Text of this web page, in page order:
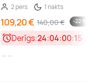
2 pers.
1 nakts
109,20 € 140,00 € -22 %
Derīgs:24:04:00:14